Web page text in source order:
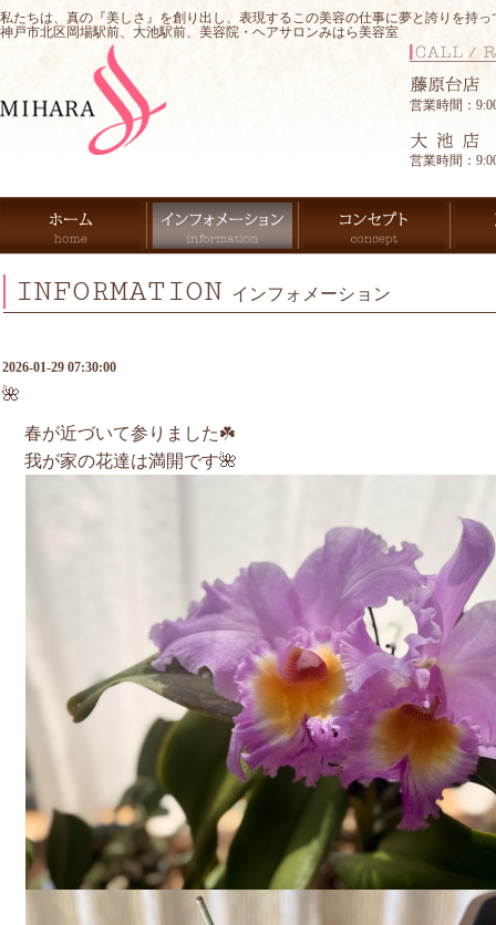
私たちは、真の『美しさ』を創り出し、表現するこの美容の仕事に夢と誇りを持
神戸市北区岡場駅前、大池駅前、美容院・ヘアサロンみはら美容室
営業時間：
営業時間：
INFORMATION インフォメーション
2026-01-29 07:30:00
🌺
春が近づいて参りました☘️
我が家の花達は満開です🌺